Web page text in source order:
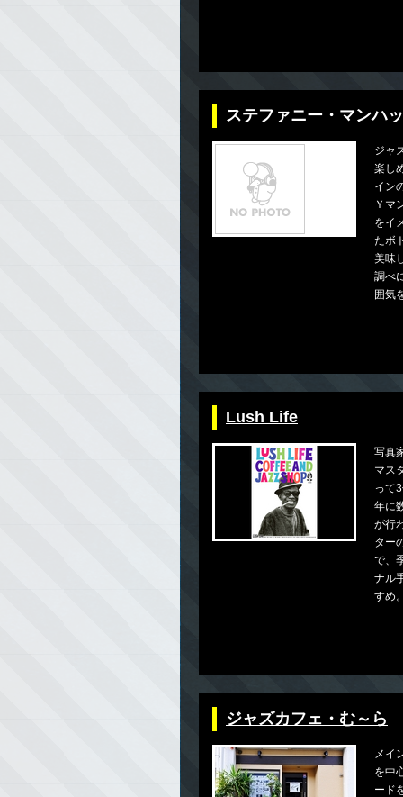
ステファニー・マンハ
ジャ
楽し
イン
Ｙマ
をイ
たボ
美味
調べ
囲気
Lush Life
写真
マス
って
年に
が行
ター
で、
ナル
すめ
ジャズカフェ・む～ら
メイ
を中
ード